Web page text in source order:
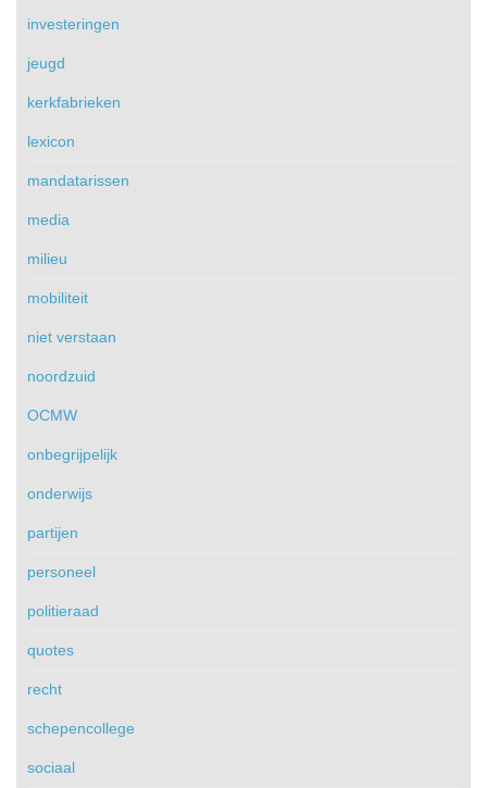
investeringen
jeugd
kerkfabrieken
lexicon
mandatarissen
media
milieu
mobiliteit
niet verstaan
noordzuid
OCMW
onbegrijpelijk
onderwijs
partijen
personeel
politieraad
quotes
recht
schepencollege
sociaal